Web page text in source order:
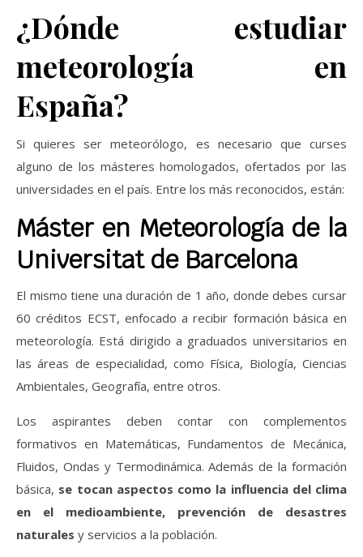
¿Dónde estudiar
meteorología en
España?
Si quieres ser meteorólogo, es necesario que curses
alguno de los másteres homologados, ofertados por las
universidades en el país. Entre los más reconocidos, están:
Máster en Meteorología de la
Universitat de Barcelona
El mismo tiene una duración de 1 año, donde debes cursar
60 créditos ECST, enfocado a recibir formación básica en
meteorología. Está dirigido a graduados universitarios en
las áreas de especialidad, como Física, Biología, Ciencias
Ambientales, Geografía, entre otros.
Los aspirantes deben contar con complementos
formativos en Matemáticas, Fundamentos de Mecánica,
Fluidos, Ondas y Termodinámica. Además de la formación
básica, se tocan aspectos como la influencia del clima
en el medioambiente, prevención de desastres
naturales y servicios a la población.